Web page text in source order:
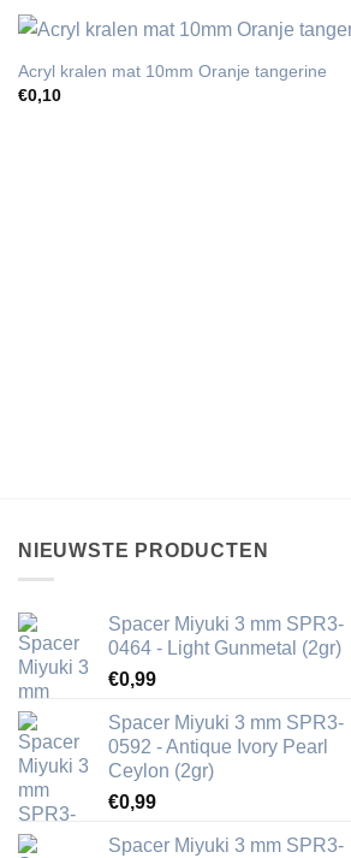
Acryl kralen mat 10mm Oranje tangerine
€0,10
NIEUWSTE PRODUCTEN
Spacer Miyuki 3 mm SPR3-
0464 - Light Gunmetal (2gr)
€0,99
Spacer Miyuki 3 mm SPR3-
0592 - Antique Ivory Pearl
Ceylon (2gr)
€0,99
Spacer Miyuki 3 mm SPR3-